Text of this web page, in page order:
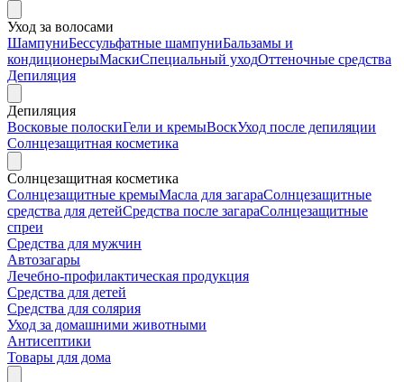
Уход за волосами
ШампуниБессульфатные шампуниБальзамы и
кондиционерыМаскиСпециальный уходОттеночные средства
Депиляция
Депиляция
Восковые полоскиГели и кремыВоскУход после депиляции
Солнцезащитная косметика
Солнцезащитная косметика
Солнцезащитные кремыМасла для загараСолнцезащитные
средства для детейСредства после загараСолнцезащитные
спреи
Средства для мужчин
Автозагары
Лечебно-профилактическая продукция
Средства для детей
Средства для солярия
Уход за домашними животными
Антисептики
Товары для дома